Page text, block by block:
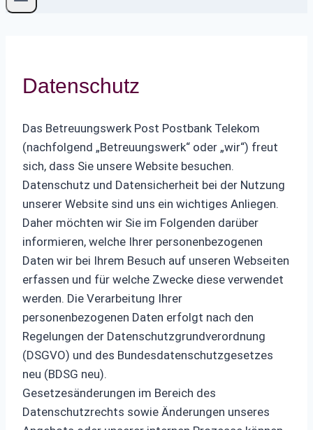
Datenschutz
Das Betreuungswerk Post Postbank Telekom
(nachfolgend „Betreuungswerk“ oder „wir“) freut
sich, dass Sie unsere Website besuchen.
Datenschutz und Datensicherheit bei der Nutzung
unserer Website sind uns ein wichtiges Anliegen.
Daher möchten wir Sie im Folgenden darüber
informieren, welche Ihrer personenbezogenen
Daten wir bei Ihrem Besuch auf unseren Webseiten
erfassen und für welche Zwecke diese verwendet
werden. Die Verarbeitung Ihrer
personenbezogenen Daten erfolgt nach den
Regelungen der Datenschutzgrundverordnung
(DSGVO) und des Bundesdatenschutzgesetzes
neu (BDSG neu).
Gesetzesänderungen im Bereich des
Datenschutzrechts sowie Änderungen unseres